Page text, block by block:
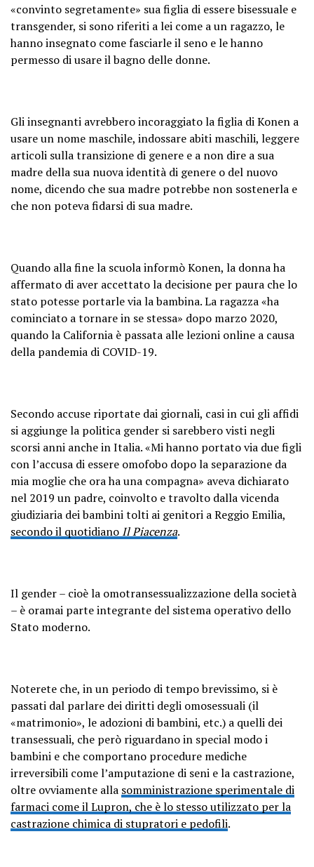
«convinto segretamente» sua figlia di essere bisessuale e
transgender, si sono riferiti a lei come a un ragazzo, le
hanno insegnato come fasciarle il seno e le hanno
permesso di usare il bagno delle donne.
Gli insegnanti avrebbero incoraggiato la figlia di Konen a
usare un nome maschile, indossare abiti maschili, leggere
articoli sulla transizione di genere e a non dire a sua
madre della sua nuova identità di genere o del nuovo
nome, dicendo che sua madre potrebbe non sostenerla e
che non poteva fidarsi di sua madre.
Quando alla fine la scuola informò Konen, la donna ha
affermato di aver accettato la decisione per paura che lo
stato potesse portarle via la bambina. La ragazza «ha
cominciato a tornare in se stessa» dopo marzo 2020,
quando la California è passata alle lezioni online a causa
della pandemia di COVID-19.
Secondo accuse riportate dai giornali, casi in cui gli affidi
si aggiunge la politica gender si sarebbero visti negli
scorsi anni anche in Italia. «Mi hanno portato via due figli
con l’accusa di essere omofobo dopo la separazione da
mia moglie che ora ha una compagna» aveva dichiarato
nel 2019 un padre, coinvolto e travolto dalla vicenda
giudiziaria dei bambini tolti ai genitori a Reggio Emilia,
secondo il quotidiano Il Piacenza.
Il gender – cioè la omotransessualizzazione della società
– è oramai parte integrante del sistema operativo dello
Stato moderno.
Noterete che, in un periodo di tempo brevissimo, si è
passati dal parlare dei diritti degli omosessuali (il
«matrimonio», le adozioni di bambini, etc.) a quelli dei
transessuali, che però riguardano in special modo i
bambini e che comportano procedure mediche
irreversibili come l’amputazione di seni e la castrazione,
oltre ovviamente alla somministrazione sperimentale di
farmaci come il Lupron, che è lo stesso utilizzato per la
castrazione chimica di stupratori e pedofili.